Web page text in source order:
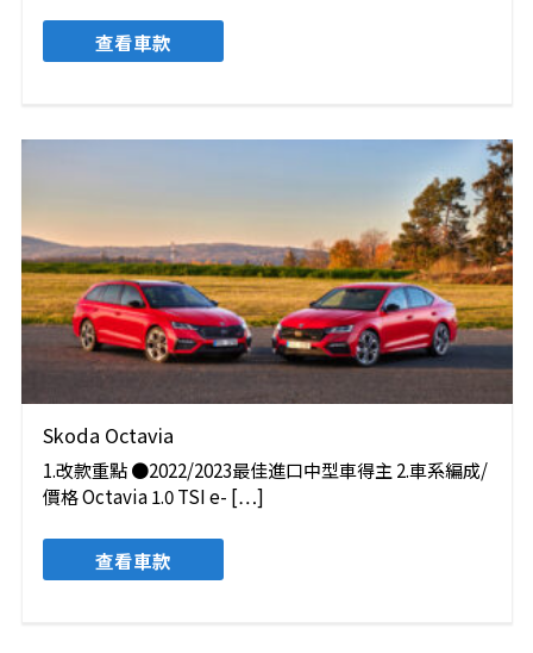
查看車款
Skoda Octavia
1.改款重點 ●2022/2023最佳進口中型車得主 2.車系編成/
價格 Octavia 1.0 TSI e- […]
查看車款